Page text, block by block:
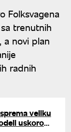
Folksvagena
trenutnih
a novi plan
radnih
veliku
uskoro